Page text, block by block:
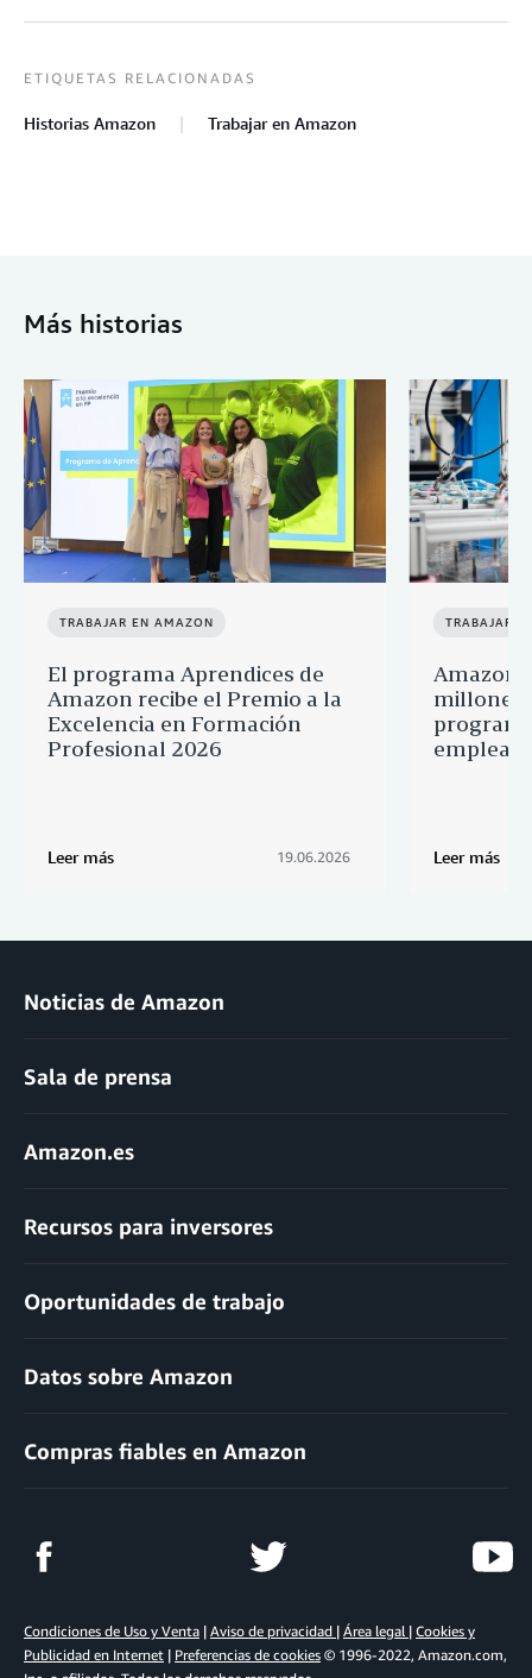
ETIQUETAS RELACIONADAS
Historias Amazon Trabajar en Amazon
Más historias
TRABAJAR EN AMAZON
El programa Aprendices de
Amazon recibe el Premio a la
Excelencia en Formación
Profesional 2026
Leer más 19.06.2026
TRABAJAR
Amazon
millones
Leer más
Noticias de Amazon
Sala de prensa
Amazon.es
Recursos para inversores
Oportunidades de trabajo
Datos sobre Amazon
Compras fiables en Amazon
Condiciones de Uso y Venta | Aviso de privacidad | Área legal | Cookies y
Publicidad en Internet | Preferencias de cookies © 1996-2022, Amazon.com,